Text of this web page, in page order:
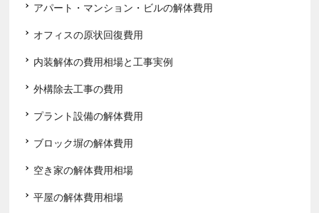
アパート・マンション・ビルの解体費用
オフィスの原状回復費用
内装解体の費用相場と工事実例
外構除去工事の費用
プラント設備の解体費用
ブロック塀の解体費用
空き家の解体費用相場
平屋の解体費用相場